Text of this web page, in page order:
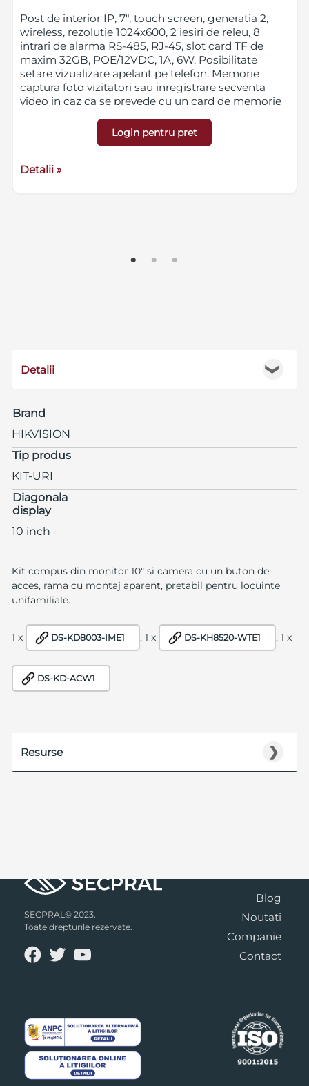
Post de interior IP, 7", touch screen, generatia 2,
wireless, rezolutie 1024x600, 2 iesiri de releu, 8
intrari de alarma RS-485, RJ-45, slot card TF de
maxim 32GB, POE/12VDC, 1A, 6W. Posibilitate
setare vizualizare apelant pe telefon. Memorie
captura foto vizitatori sau inregistrare secventa
video in caz ca se prevede cu un card de memorie
Login pentru pret
Detalii »
❯
Detalii
Brand
HIKVISION
Tip produs
KIT-URI
Diagonala
display
10 inch
Kit compus din monitor 10" si camera cu un buton de
acces, rama cu montaj aparent, pretabil pentru locuinte
unifamiliale.
1 x DS-KD8003-IME1 , 1 x DS-KH8520-WTE1 , 1 x
DS-KD-ACW1
❯
Resurse
SECPRAL© 2023.
Toate drepturile rezervate.
Blog
Noutati
Companie
Contact